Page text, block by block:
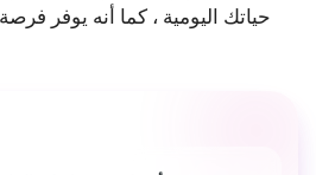
حياتك اليومية ، كما أنه يوفر